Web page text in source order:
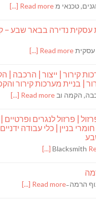
טכנאי מRead more [...]
עסקית נדירה בבאר שבע –
עסקיתRead more [...]
קירור | ייצור | הרכבה |
| בניית מערכות קירור
הקמה וב Read more [...]
| פרזול לנגרים ופרטיים |
בניין | כלי עבודה
Blacksmith
הרמה Read more [...]